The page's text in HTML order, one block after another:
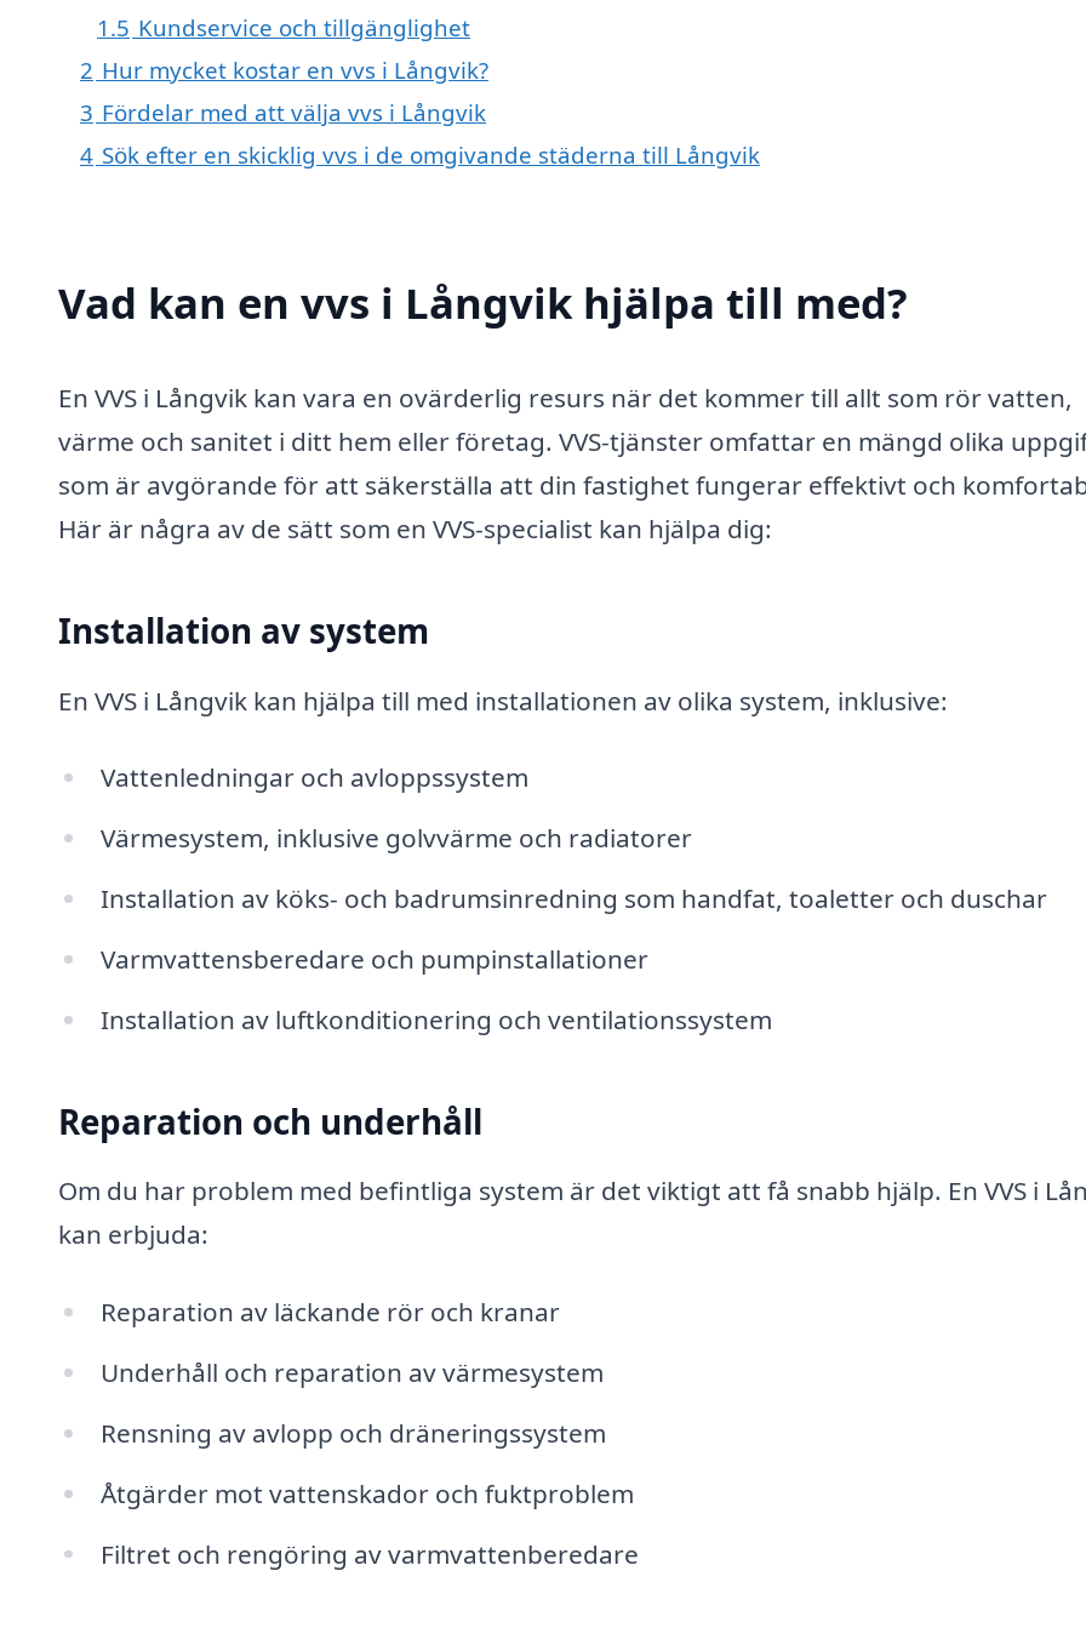
1.5 Kundservice och tillgänglighet
2 Hur mycket kostar en vvs i Långvik?
3 Fördelar med att välja vvs i Långvik
4 Sök efter en skicklig vvs i de omgivande städerna till Långvik
Vad kan en vvs i Långvik hjälpa till med?
En VVS i Långvik kan vara en ovärderlig resurs när det kommer till allt som rör vatten,
värme och sanitet i ditt hem eller företag. VVS-tjänster omfattar en mängd olika
som är avgörande för att säkerställa att din fastighet fungerar effektivt och
Här är några av de sätt som en VVS-specialist kan hjälpa dig:
Installation av system
En VVS i Långvik kan hjälpa till med installationen av olika system, inklusive:
Vattenledningar och avloppssystem
Värmesystem, inklusive golvvärme och radiatorer
Installation av köks- och badrumsinredning som handfat, toaletter och duschar
Varmvattensberedare och pumpinstallationer
Installation av luftkonditionering och ventilationssystem
Reparation och underhåll
Om du har problem med befintliga system är det viktigt att få snabb hjälp. En VVS i
kan erbjuda:
Reparation av läckande rör och kranar
Underhåll och reparation av värmesystem
Rensning av avlopp och dräneringssystem
Åtgärder mot vattenskador och fuktproblem
Filtret och rengöring av varmvattenberedare